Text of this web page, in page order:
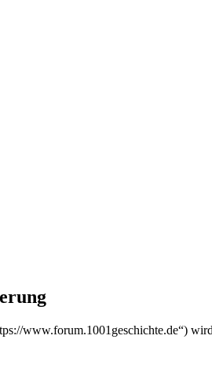
www.forum.1001geschichte.de“)